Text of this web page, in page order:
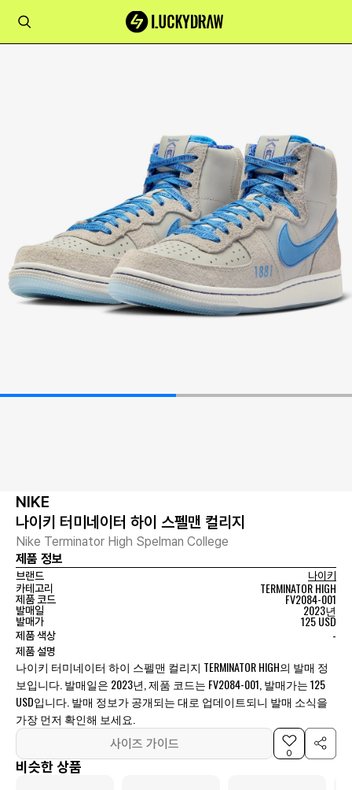
NIKE
나이키 터미네이터 하이 스펠맨 컬리지
Nike Terminator High Spelman College
제품 정보
브랜드
나이키
카테고리
TERMINATOR HIGH
제품 코드 FV2084-001
발매일 2023년
발매가 125 USD
제품 색상 -
제품 설명
나이키 터미네이터 하이 스펠맨 컬리지 TERMINATOR HIGH의 발매 정
보입니다. 발매일은 2023년, 제품 코드는 FV2084-001, 발매가는 125
USD입니다. 발매 정보가 공개되는 대로 업데이트되니 발매 소식을
가장 먼저 확인해 보세요.
사이즈 가이드
0
비슷한 상품